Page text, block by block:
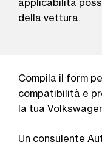
della vettura.
Compila il form
compatibilità e
la tua
Un consulente